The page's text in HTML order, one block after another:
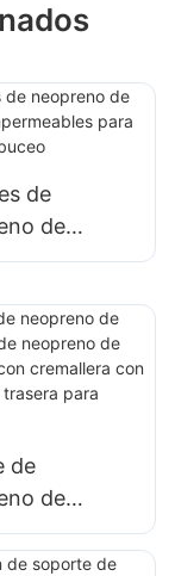
de
de
buceo
de
de
de
de